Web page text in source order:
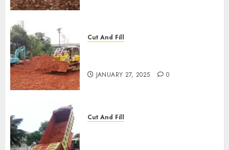
Cut And Fill
JANUARY 27, 2025 0
Cut And Fill